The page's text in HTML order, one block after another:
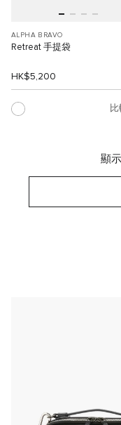
ALPHA BRAVO
Retreat 手提袋
HK$5,200
比
顯